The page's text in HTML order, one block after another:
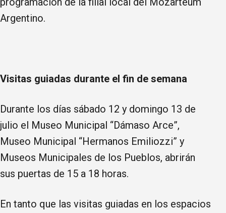
Argentino.
Visitas guiadas durante el fin de semana
Durante los días sábado 12 y domingo 13 de
julio el Museo Municipal “Dámaso Arce”,
Museo Municipal “Hermanos Emiliozzi” y
Museos Municipales de los Pueblos, abrirán
sus puertas de 15 a 18 horas.
En tanto que las visitas guiadas en los espacios